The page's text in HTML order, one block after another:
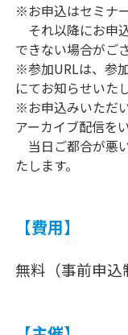
※お申込はセミナ
それ以降にお申
できない場合がご
※参加URLは、参
にてお知らせいた
※お申込みいただ
アーカイブ配信を
当日ご都合が悪
たします。
【費用】
無料（事前申込